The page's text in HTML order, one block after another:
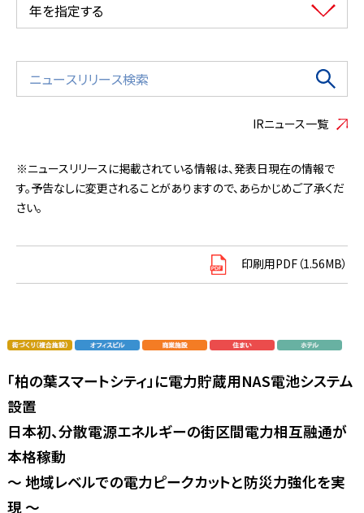
年を指定する
IRニュース一覧
※ニュースリリースに掲載されている情報は、発表日現在の情報で
す。予告なしに変更されることがありますので、あらかじめご了承くだ
さい。
印刷用PDF（1.56MB）
「柏の葉スマートシティ」に電力貯蔵用NAS電池システム
設置
日本初、分散電源エネルギーの街区間電力相互融通が
本格稼動
～ 地域レベルでの電力ピークカットと防災力強化を実
現 ～